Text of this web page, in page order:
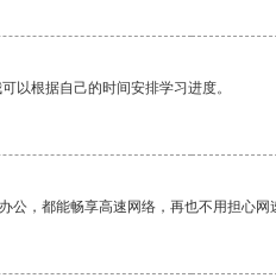
以根据自己的时间安排学习进度。
，都能畅享高速网络，再也不用担心